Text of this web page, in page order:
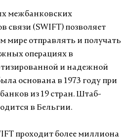
межбанковских
связи (SWIFT) позволяет
мире отправлять и получать
операциях в
и надежной
основана в 1973 году при
из 19 стран. Штаб-
в Бельгии.
проходит более миллиона